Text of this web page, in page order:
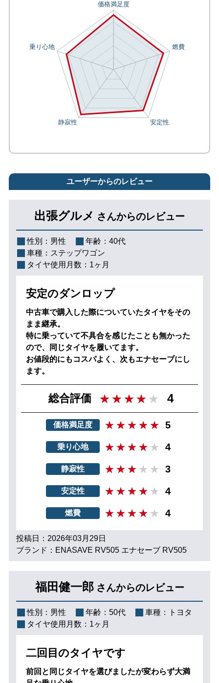
ユーザーからのレビュー
出張グルメ さんからのレビュー
性別： 男性 年齢： 40代
車種： ステップワゴン
タイヤ使用月数： 1ヶ月
安定のダンロップ
中古車で購入した際についていたタイヤをその
まま継承。
特に乗っていて不具合を感じたことも無かった
ので、同じタイヤを履いてます。
お値段的にもコスパよく、次もエナセーブにし
ます。
総合評価 4
価格満足度 5
乗り心地 4
静寂性 3
安定性 4
燃費 4
投稿日：2026年03月29日
ブランド：ENASAVE RV505 エナセーブ RV505
福田健一郎 さんからのレビュー
性別： 男性 年齢： 50代 車種：
トヨタ
タイヤ使用月数： 1ヶ月
二回目のタイヤです
前回と同じタイヤを選びましたが変わらず大満